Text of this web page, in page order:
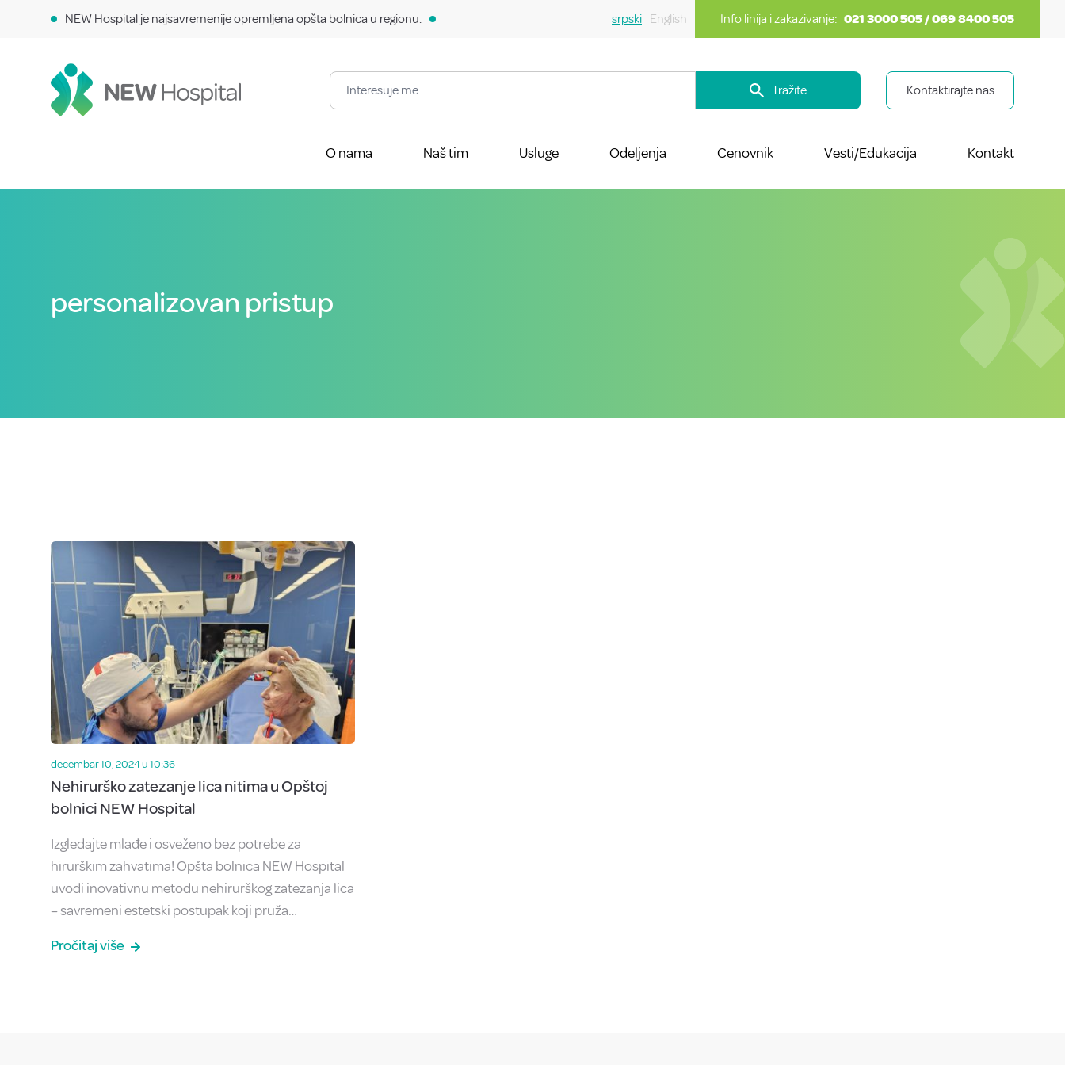
NEW Hospital je najsavremenije opremljena opšta bolnica u regionu. srpski English Info linija i zakazivanje: 021 3000 505 / 069 8400 505
Tražite Kontaktirajte nas
O nama Naš tim Usluge Odeljenja Cenovnik Vesti/Edukacija Kontakt
personalizovan pristup
decembar 10, 2024 u 10:36
Nehirurško zatezanje lica nitima u Opštoj
bolnici NEW Hospital
Izgledajte mlađe i osveženo bez potrebe za
hirurškim zahvatima! Opšta bolnica NEW Hospital
uvodi inovativnu metodu nehirurškog zatezanja lica
– savremeni estetski postupak koji pruža…
Pročitaj više